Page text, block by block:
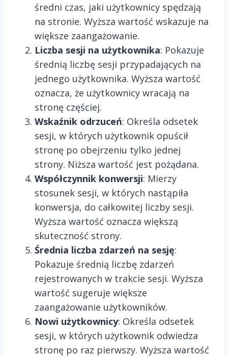
średni czas, jaki użytkownicy spędzają
na stronie. Wyższa wartość wskazuje na
większe zaangażowanie.
Liczba sesji na użytkownika: Pokazuje
średnią liczbę sesji przypadających na
jednego użytkownika. Wyższa wartość
oznacza, że użytkownicy wracają na
stronę częściej.
Wskaźnik odrzuceń: Określa odsetek
sesji, w których użytkownik opuścił
stronę po obejrzeniu tylko jednej
strony. Niższa wartość jest pożądana.
Współczynnik konwersji: Mierzy
stosunek sesji, w których nastąpiła
konwersja, do całkowitej liczby sesji.
Wyższa wartość oznacza większą
skuteczność strony.
Średnia liczba zdarzeń na sesję:
Pokazuje średnią liczbę zdarzeń
rejestrowanych w trakcie sesji. Wyższa
wartość sugeruje większe
zaangażowanie użytkowników.
Nowi użytkownicy: Określa odsetek
sesji, w których użytkownik odwiedza
stronę po raz pierwszy. Wyższa wartość